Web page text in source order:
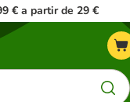
€ a partir de 29 €